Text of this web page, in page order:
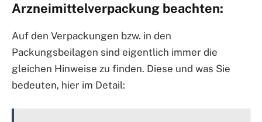
Arzneimittelverpackung beachten:
Auf den Verpackungen bzw. in den
Packungsbeilagen sind eigentlich immer die
gleichen Hinweise zu finden. Diese und was Sie
bedeuten, hier im Detail: